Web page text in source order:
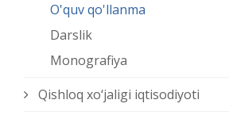
O'quv qo'llanma
Darslik
Monografiya
Qishloq xо‘jaligi iqtisodiyoti